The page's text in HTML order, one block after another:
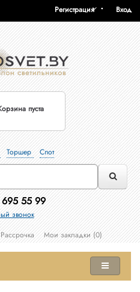
Вход
Регистрация
пуста
Торшер Спот
695 55 99
звонок
Рассрочка Мои закладки (0)